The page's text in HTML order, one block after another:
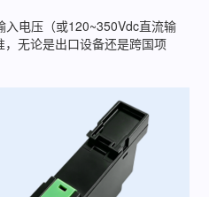
入电压（或120~350Vdc直流输
无论是出口设备还是跨国项